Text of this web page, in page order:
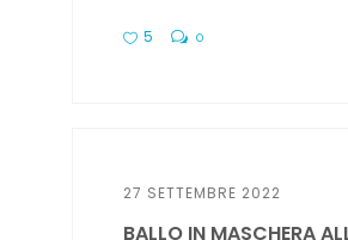
5 0
27 SETTEMBRE 2022
BALLO IN MASCHERA